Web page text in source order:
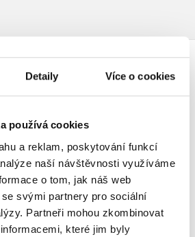
Detaily Více o cookies
používá cookies
a reklam, poskytování funkcí
naší návštěvnosti využíváme
o tom, jak náš web
svými partnery pro sociální
Partneři mohou zkombinovat
které jim byly
"DVOJJAZYČNÁ KNIHA PRO
Šest manželek
VIII. B1/B2
Sabrina D. Harris
Poklad na
Jana